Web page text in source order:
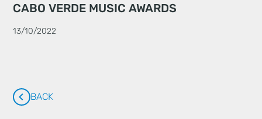
CABO VERDE MUSIC AWARDS
13/10/2022
BACK